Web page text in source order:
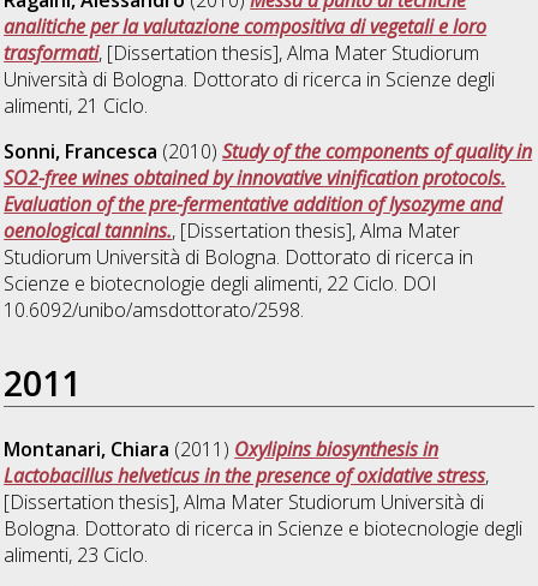
analitiche per la valutazione compositiva di vegetali e loro
trasformati, [Dissertation thesis], Alma Mater Studiorum
Università di Bologna. Dottorato di ricerca in Scienze degli
alimenti, 21 Ciclo.
Sonni, Francesca (2010)Study of the components of quality in
SO2-free wines obtained by innovative vinification protocols.
Evaluation of the pre-fermentative addition of lysozyme and
oenological tannins., [Dissertation thesis], Alma Mater
Studiorum Università di Bologna. Dottorato di ricerca in
Scienze e biotecnologie degli alimenti, 22 Ciclo. DOI
10.6092/unibo/amsdottorato/2598.
2011
Montanari, Chiara (2011) Oxylipins biosynthesis in
Lactobacillus helveticus in the presence of oxidative stress,
[Dissertation thesis], Alma Mater Studiorum Università di
Bologna. Dottorato di ricerca in Scienze e biotecnologie degli
alimenti, 23 Ciclo.